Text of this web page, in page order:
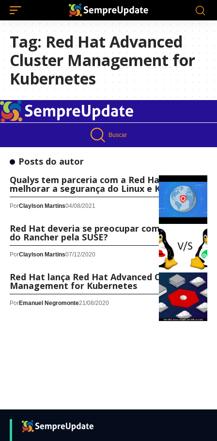
Tag: Red Hat Advanced
Cluster Management for
Kubernetes
Buscar
Posts do autor
Qualys tem parceria com a Red Hat para
melhorar a segurança do Linux e Kubernetes
PorClaylson Martins04/08/2021
Red Hat deveria se preocupar com aquisição
do Rancher pela SUSE?
PorClaylson Martins07/12/2020
Red Hat lança Red Hat Advanced Cluster
Management for Kubernetes
PorEmanuel Negromonte21/08/2020